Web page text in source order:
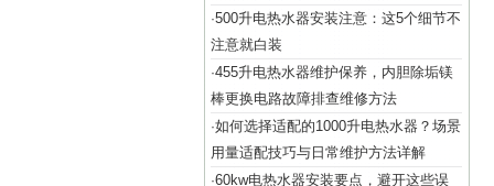
·500升电热水器安装注意：这5个细节不
注意就白装
·455升电热水器维护保养，内胆除垢镁
棒更换电路故障排查维修方法
·如何选择适配的1000升电热水器？场景
用量适配技巧与日常维护方法详解
·60kw电热水器安装要点，避开这些误